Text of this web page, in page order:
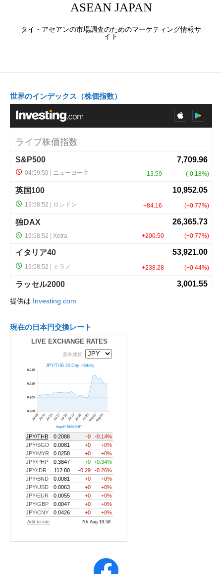
ASEAN JAPAN
タイ・アセアンの市場調査のためのマーケティング情報サ
イト
世界のインデックス（株価指数）
提供は Investing.com
現在の日本円交換レート
LIVE EXCHANGE RATES